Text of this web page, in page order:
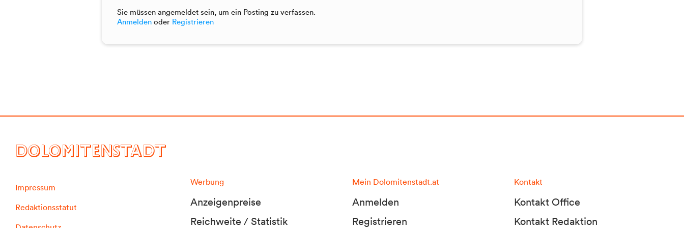
Sie müssen angemeldet sein, um ein Posting zu verfassen.
Anmelden oder Registrieren
DOLOMITENSTADT
Impressum
Redaktionsstatut
Werbung
Anzeigenpreise
Reichweite / Statistik
Mein Dolomitenstadt.at
Anmelden
Registrieren
Kontakt
Kontakt Office
Kontakt Redaktion